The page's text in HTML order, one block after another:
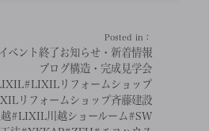
Posted in：
イベント終了 お知らせ・新着情報
ブログ構造・完成見学会
#LIXILリフォームショップ
リフォームショップ斉藤建設
#LIXIL川越ショールーム #SW